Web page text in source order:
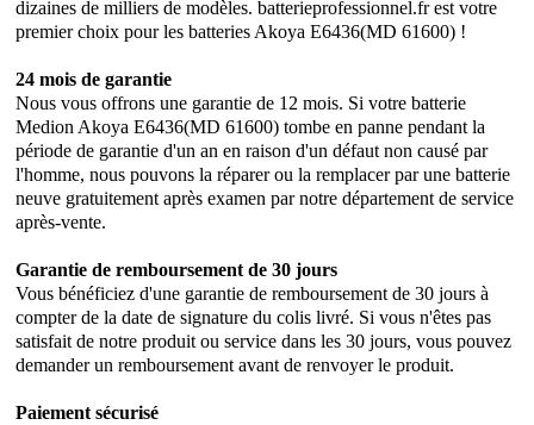
dizaines de milliers de modèles. batterieprofessionnel.fr est votre
premier choix pour les batteries Akoya E6436(MD 61600) !
24 mois de garantie
Nous vous offrons une garantie de 12 mois. Si votre batterie
Medion Akoya E6436(MD 61600) tombe en panne pendant la
période de garantie d'un an en raison d'un défaut non causé par
l'homme, nous pouvons la réparer ou la remplacer par une batterie
neuve gratuitement après examen par notre département de service
après-vente.
Garantie de remboursement de 30 jours
Vous bénéficiez d'une garantie de remboursement de 30 jours à
compter de la date de signature du colis livré. Si vous n'êtes pas
satisfait de notre produit ou service dans les 30 jours, vous pouvez
demander un remboursement avant de renvoyer le produit.
Paiement sécurisé